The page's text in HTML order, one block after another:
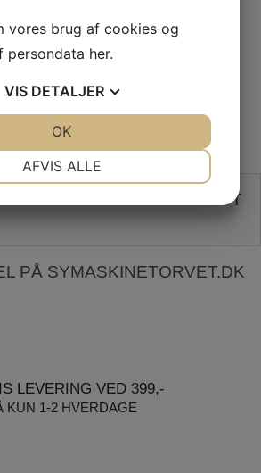
PÅ TRUSTPILOT
PÅ SYMASKINETORVET.DK
LEVERING VED 399,-
KUN 1-2 HVERDAGE
vores brug af cookies og
persondata her.
VIS DETALJER
AFVIS ALLE
OK